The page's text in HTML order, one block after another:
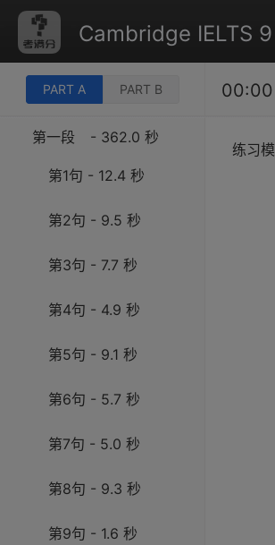
Cambridge IELTS
PART A PART B 00:00
第一段 - 362.0 秒
第1句 - 12.4 秒
第2句 - 9.5 秒
第3句 - 7.7 秒
第4句 - 4.9 秒
第5句 - 9.1 秒
第6句 - 5.7 秒
第7句 - 5.0 秒
第8句 - 9.3 秒
第9句 - 1.6 秒
练习